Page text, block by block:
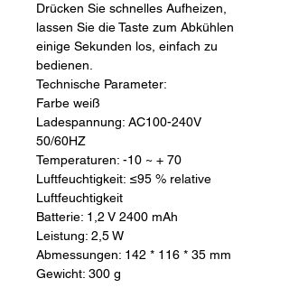
Drücken Sie schnelles Aufheizen,
lassen Sie die Taste zum Abkühlen
einige Sekunden los, einfach zu
bedienen.
Technische Parameter:
Farbe weiß
Ladespannung: AC100-240V
50/60HZ
Temperaturen: -10 ~ + 70
Luftfeuchtigkeit: ≤95 % relative
Luftfeuchtigkeit
Batterie: 1,2 V 2400 mAh
Leistung: 2,5 W
Abmessungen: 142 * 116 * 35 mm
Gewicht: 300 g